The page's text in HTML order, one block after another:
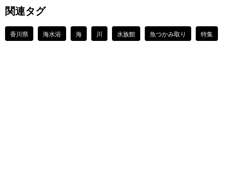
関連タグ
香川県 海水浴 海 川 水族館 魚つかみ取り 特集